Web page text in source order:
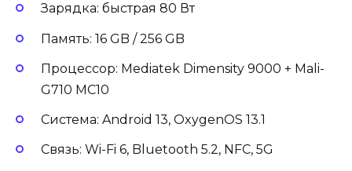
Зарядка: быстрая 80 Вт
Память: 16 GB / 256 GB
Процессор: Mediatek Dimensity 9000 + Mali-
G710 MC10
Система: Android 13, OxygenOS 13.1
Связь: Wi-Fi 6, Bluetooth 5.2, NFC, 5G